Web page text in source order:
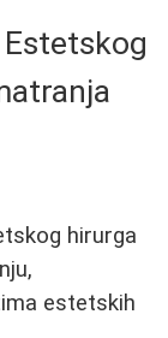
hirurga
estetskih